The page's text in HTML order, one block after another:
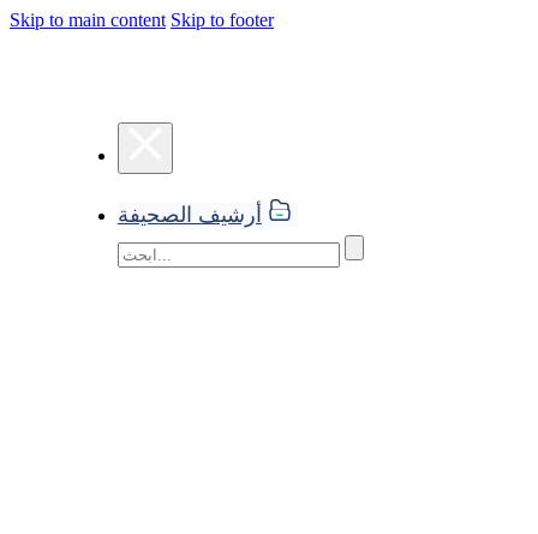
Skip to main content Skip to footer
أرشيف الصحيفة